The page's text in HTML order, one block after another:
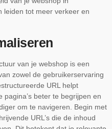
leiden tot meer verkeer en
van je webshop is een
zowel de gebruikerservaring
URL helpt
beter te begrijpen en
om te navigeren. Begin met
URL’s die de inhoud